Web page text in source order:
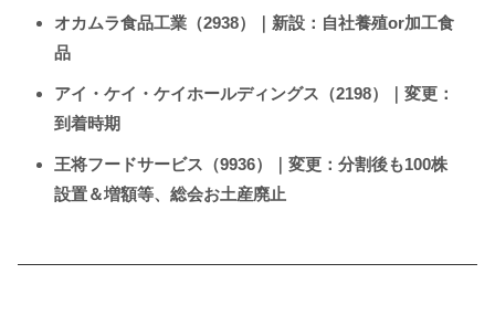
オカムラ食品工業（2938）｜新設：自社養殖or加工食
品
アイ・ケイ・ケイホールディングス（2198）｜変更：
到着時期
王将フードサービス（9936）｜変更：分割後も100株
設置＆増額等、総会お土産廃止